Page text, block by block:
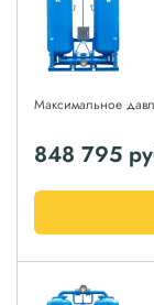
Максимальное
848 795